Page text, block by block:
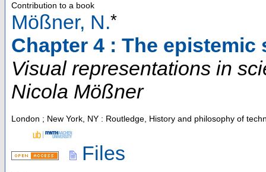
Contribution to a book
Mößner, N.*
Chapter 4 : The
Visual representations in
Nicola Mößner
London ; New York, NY : Routledge, History and philosophy of
Files